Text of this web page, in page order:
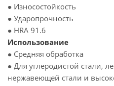
● Износостойкость
● Ударопрочность
● HRA 91.6
Использование
● Средняя обработка
● Для углеродистой стали,
нержавеющей стали и